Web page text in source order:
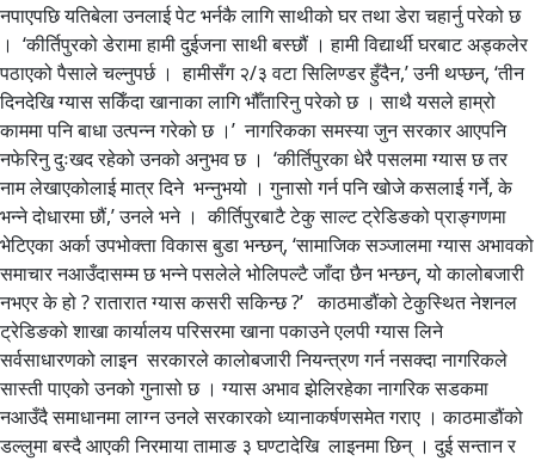
नपाएपछि यतिबेला उनलाई पेट भर्नकै लागि साथीको घर तथा डेरा चहार्नु परेको छ
। ‘कीर्तिपुरको डेरामा हामी दुईजना साथी बस्छौं । हामी विद्यार्थी घरबाट अड्कलेर
पठाएको पैसाले चल्नुपर्छ । हामीसँग २/३ वटा सिलिण्डर हुँदैन,’ उनी थप्छन्, ‘तीन
दिनदेखि ग्यास सकिँदा खानाका लागि भौँतारिनु परेको छ । साथै यसले हाम्रो
काममा पनि बाधा उत्पन्न गरेको छ ।’ नागरिकका समस्या जुन सरकार आएपनि
नफेरिनु दुःखद रहेको उनको अनुभव छ । ‘कीर्तिपुरका धेरै पसलमा ग्यास छ तर
नाम लेखाएकोलाई मात्र दिने भन्नुभयो । गुनासो गर्न पनि खोजे कसलाई गर्ने, के
भन्ने दोधारमा छौं,’ उनले भने । कीर्तिपुरबाटै टेकु साल्ट ट्रेडिङको प्राङ्गणमा
भेटिएका अर्का उपभोक्ता विकास बुडा भन्छन्, ‘सामाजिक सञ्जालमा ग्यास अभावको
समाचार नआउँदासम्म छ भन्ने पसलेले भोलिपल्टै जाँदा छैन भन्छन्, यो कालोबजारी
नभएर के हो ? रातारात ग्यास कसरी सकिन्छ ?’ काठमाडौंको टेकुस्थित नेशनल
ट्रेडिङको शाखा कार्यालय परिसरमा खाना पकाउने एलपी ग्यास लिने
सर्वसाधारणको लाइन सरकारले कालोबजारी नियन्त्रण गर्न नसक्दा नागरिकले
सास्ती पाएको उनको गुनासो छ । ग्यास अभाव झेलिरहेका नागरिक सडकमा
नआउँदै समाधानमा लाग्न उनले सरकारको ध्यानाकर्षणसमेत गराए । काठमाडौंको
डल्लुमा बस्दै आएकी निरमाया तामाङ ३ घण्टादेखि लाइनमा छिन् । दुई सन्तान र